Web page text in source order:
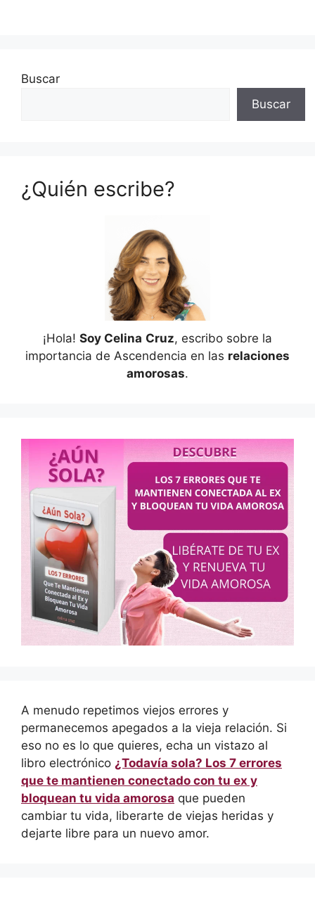
Buscar
Buscar
¿Quién escribe?
¡Hola! Soy Celina Cruz, escribo sobre la
importancia de Ascendencia en las relaciones
amorosas.
A menudo repetimos viejos errores y
permanecemos apegados a la vieja relación. Si
eso no es lo que quieres, echa un vistazo al
libro electrónico ¿Todavía sola? Los 7 errores
que te mantienen conectado con tu ex y
bloquean tu vida amorosa que pueden
cambiar tu vida, liberarte de viejas heridas y
dejarte libre para un nuevo amor.